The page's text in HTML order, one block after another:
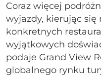
Coraz więcej
wyjazdy, kierując
konkretnych
wyjątkowych
podaje Grand View
globalnego rynku